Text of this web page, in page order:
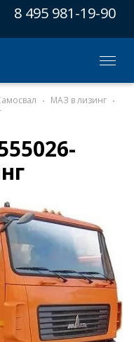
8 495 981-19-90
МАЗ в лизинг